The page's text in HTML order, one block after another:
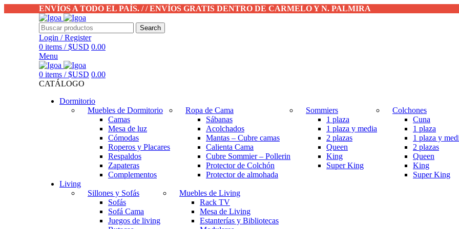
ENVÍOS A TODO EL PAÍS. / / ENVÍOS GRATIS DENTRO DE CARMELO Y N. PALMIRA
Search
Login / Register
0 items / $USD 0.00
Menu
0 items / $USD 0.00
CATÁLOGO
Dormitorio
Muebles de Dormitorio
Camas
Mesa de luz
Cómodas
Roperos y Placares
Respaldos
Zapateras
Complementos
Ropa de Cama
Sábanas
Acolchados
Mantas – Cubre camas
Calienta Cama
Cubre Sommier – Pollerin
Protector de Colchón
Protector de almohada
Sommiers
1 plaza
1 plaza y media
2 plazas
Queen
King
Super King
Colchones
Cuna
1 plaza
1 plaza y
2 plazas
Queen
King
Super King
Living
Sillones y Sofás
Sofás
Sofá Cama
Juegos de living
Muebles de Living
Rack TV
Mesa de Living
Estanterías y Bibliotecas